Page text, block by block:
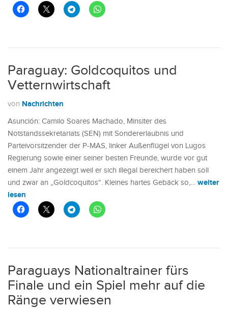
Paraguay: Goldcoquitos und
Vetternwirtschaft
von Nachrichten
Asunción: Camilo Soares Machado, Minsiter des
Notstandssekretariats (SEN) mit Sondererlaubnis und
Parteivorsitzender der P-MAS, linker Außenflügel von Lugos
Regierung sowie einer seiner besten Freunde, wurde vor gut
einem Jahr angezeigt weil er sich illegal bereichert haben soll
und zwar an „Goldcoquitos“. Kleines hartes Gebäck so,… weiter
lesen
Paraguays Nationaltrainer fürs
Finale und ein Spiel mehr auf die
Ränge verwiesen